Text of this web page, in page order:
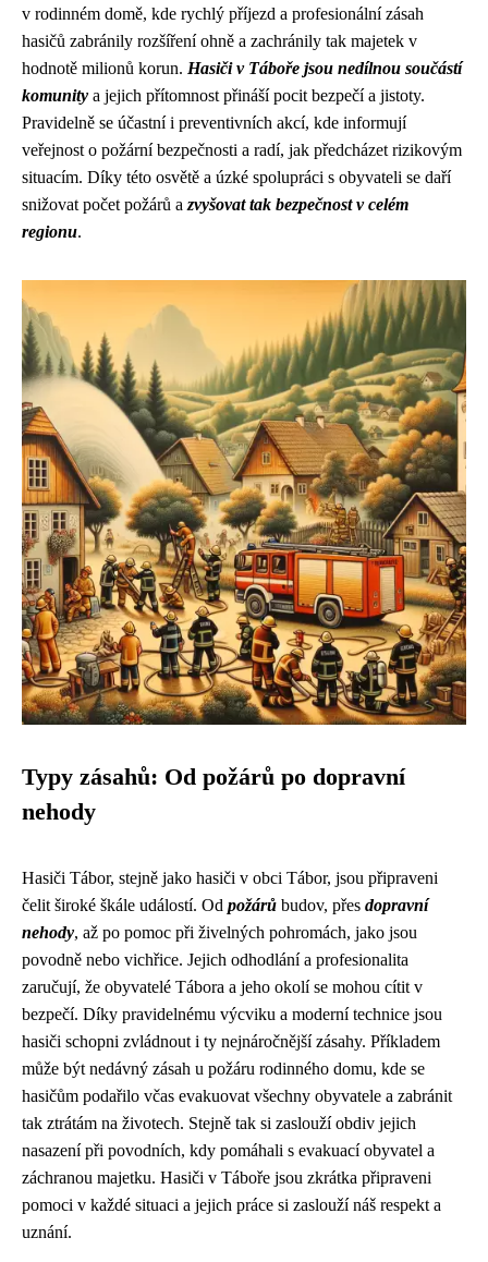
v rodinném domě, kde rychlý příjezd a profesionální zásah
hasičů zabránily rozšíření ohně a zachránily tak majetek v
hodnotě milionů korun. Hasiči v Táboře jsou nedílnou součástí
komunity a jejich přítomnost přináší pocit bezpečí a jistoty.
Pravidelně se účastní i preventivních akcí, kde informují
veřejnost o požární bezpečnosti a radí, jak předcházet rizikovým
situacím. Díky této osvětě a úzké spolupráci s obyvateli se daří
snižovat počet požárů a zvyšovat tak bezpečnost v celém
regionu.
Typy zásahů: Od požárů po dopravní
nehody
Hasiči Tábor, stejně jako hasiči v obci Tábor, jsou připraveni
čelit široké škále událostí. Od požárů budov, přes dopravní
nehody, až po pomoc při živelných pohromách, jako jsou
povodně nebo vichřice. Jejich odhodlání a profesionalita
zaručují, že obyvatelé Tábora a jeho okolí se mohou cítit v
bezpečí. Díky pravidelnému výcviku a moderní technice jsou
hasiči schopni zvládnout i ty nejnáročnější zásahy. Příkladem
může být nedávný zásah u požáru rodinného domu, kde se
hasičům podařilo včas evakuovat všechny obyvatele a zabránit
tak ztrátám na životech. Stejně tak si zaslouží obdiv jejich
nasazení při povodních, kdy pomáhali s evakuací obyvatel a
záchranou majetku. Hasiči v Táboře jsou zkrátka připraveni
pomoci v každé situaci a jejich práce si zaslouží náš respekt a
uznání.